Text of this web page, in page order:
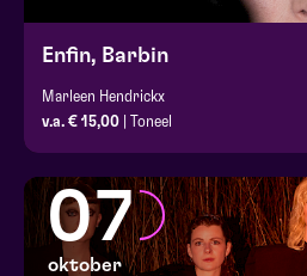
Enfin, Barbin
Marleen Hendrickx
v.a. € 15,00 | Toneel
07
oktober